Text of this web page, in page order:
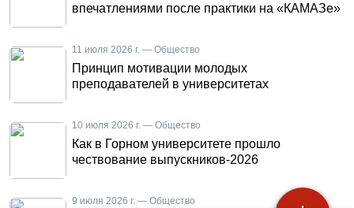
впечатлениями после практики на «КАМАЗе»
11 июля 2026 г. — Общество
Принцип мотивации молодых
преподавателей в университетах
10 июля 2026 г. — Общество
Как в Горном университете прошло
чествование выпускников-2026
9 июля 2026 г. — Общество